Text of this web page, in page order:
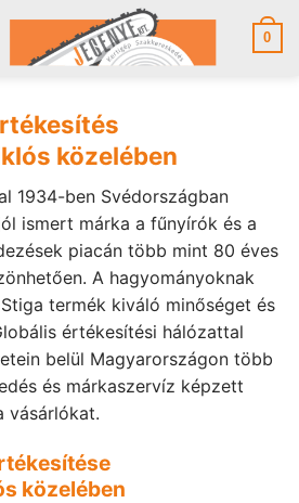
0
közelében
1934-ben Svédországban
ismert márka a fűnyírók és a
piacán több mint 80 éves
A hagyományoknak
termék kiváló minőséget és
értékesítési hálózattal
belül Magyarországon több
és márkaszervíz képzett
vásárlókat.
közelében